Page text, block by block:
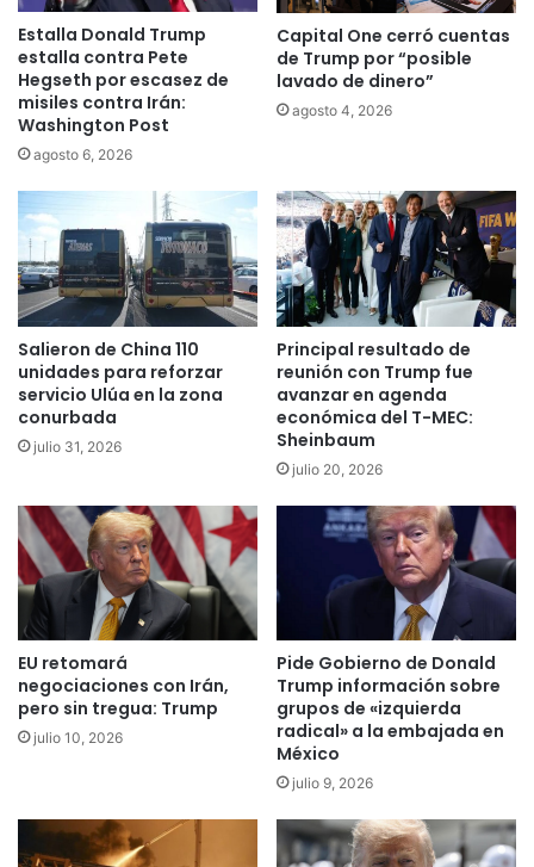
Estalla Donald Trump
estalla contra Pete
Hegseth por escasez de
misiles contra Irán:
Washington Post
agosto 6, 2026
Capital One cerró cuentas
de Trump por “posible
lavado de dinero”
agosto 4, 2026
Salieron de China 110
unidades para reforzar
servicio Ulúa en la zona
conurbada
julio 31, 2026
Principal resultado de
reunión con Trump fue
avanzar en agenda
económica del T-MEC:
Sheinbaum
julio 20, 2026
EU retomará
negociaciones con Irán,
pero sin tregua: Trump
julio 10, 2026
Pide Gobierno de Donald
Trump información sobre
grupos de «izquierda
radical» a la embajada en
México
julio 9, 2026